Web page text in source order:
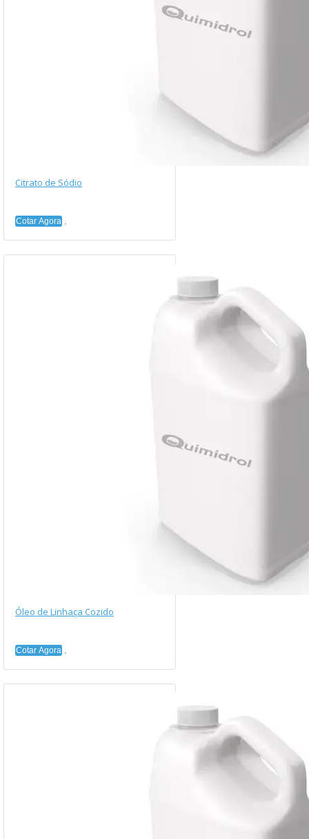
Citrato de Sódio
Cotar Agora
Óleo de Linhaça Cozido
Cotar Agora